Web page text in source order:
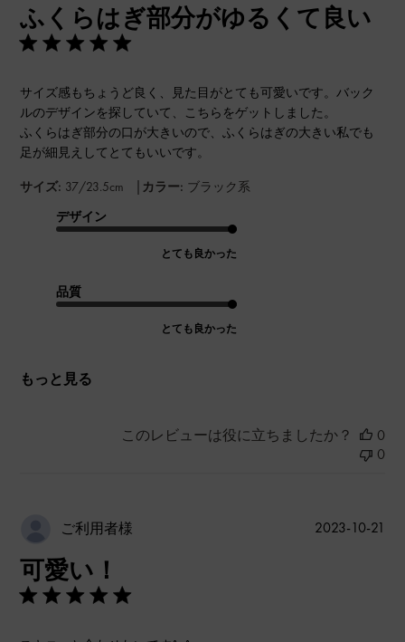
ふくらはぎ部分がゆるくて良い
サイズ感もちょうど良く、見た目がとても可愛いです。バック
ルのデザインを探していて、こちらをゲットしました。
ふくらはぎ部分の口が大きいので、ふくらはぎの大きい私でも
足が細見えしてとてもいいです。
サイズ: 37/23.5cm | カラー: ブラック系
デザイン
とても良かった
品質
とても良かった
もっと見る
このレビューは役に立ちましたか？
0
0
ご利用者様
可愛い！
2023-10-21